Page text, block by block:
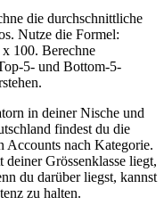
die durchschnittliche
Nutze die Formel:
100. Berechne
5- und Bottom-5-
in deiner Nische und
findest du die
Accounts nach Kategorie.
Grössenklasse liegt,
du darüber liegst, kannst
zu halten.